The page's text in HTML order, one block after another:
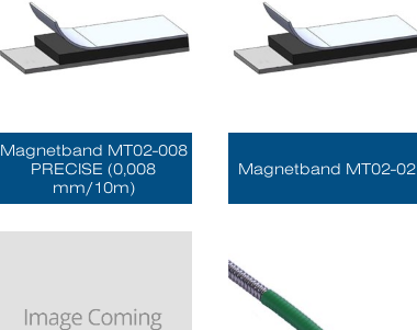
Magnetband MT02-008
PRECISE (0,008
mm/10m)
Magnetband MT02-02